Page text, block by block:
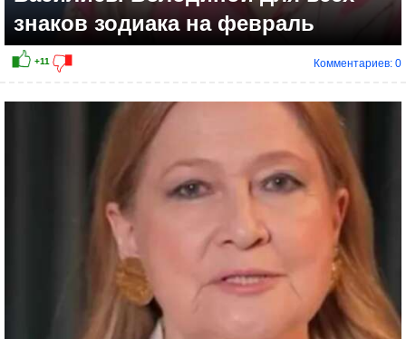
знаков зодиака на февраль
Комментариев: 0